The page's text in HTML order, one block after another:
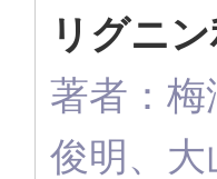
リグニ
著者：
俊明、